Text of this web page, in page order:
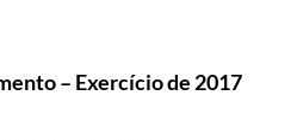
– Exercício de 2017